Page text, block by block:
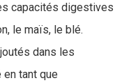
capacités digestives
le maïs, le blé.
dans les
tant que